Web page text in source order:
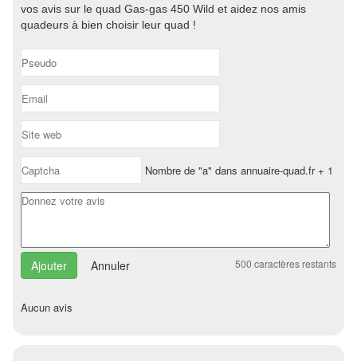
vos avis sur le quad Gas-gas 450 Wild et aidez nos amis
quadeurs à bien choisir leur quad !
Nombre de "a" dans annuaire-quad.fr + 1
Annuler 500 caractères restants
Aucun avis